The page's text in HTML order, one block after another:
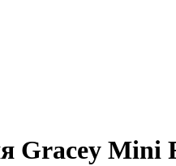
Gracey Mini